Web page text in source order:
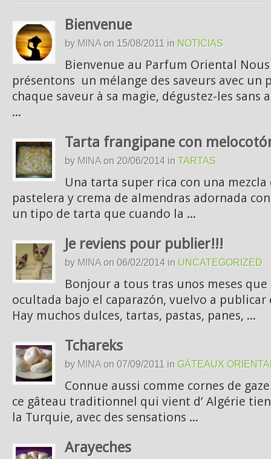
Bienvenue
by MINA on 15/08/2011 in NOTICIAS
Bienvenue au Parfum Oriental
présentons un mélange des saveurs avec un
chaque saveur à sa magie, dégustez-les sans
...
Tarta frangipane con
by MINA on 20/06/2014 in TARTAS
Una tarta super rica con una
pastelera y crema de almendras adornada
un tipo de tarta que cuando la ...
Je reviens pour publier!!!
by MINA on 06/02/2014 in UNCATEGORIZED
Bonjour a tous tras unos meses que
ocultada bajo el caparazón, vuelvo a
Hay muchos dulces, tartas, pastas, panes, ...
Tchareks
by MINA on 07/09/2011 in GÂTEAUX
Connue aussi comme cornes de
ce gâteau traditionnel qui vient d’ Algérie
la Turquie, avec des sensations ...
Arayeches